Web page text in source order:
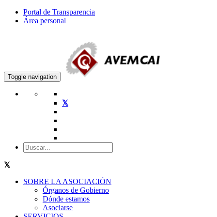
Portal de Transparencia
Área personal
Toggle navigation
SOBRE LA ASOCIACIÓN
Órganos de Gobierno
Dónde estamos
Asociarse